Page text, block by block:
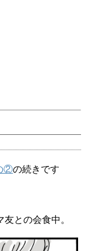
②の続きです
との会食中。